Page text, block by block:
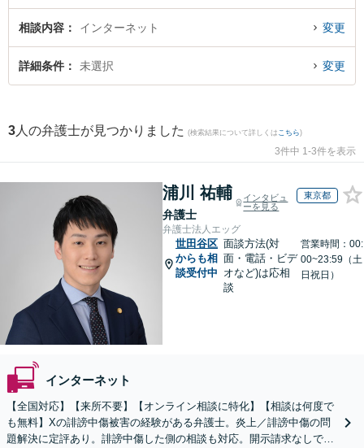
績豊富な近くの弁護士を検索したい』『初回相談無料でインターネットを法律
相談できる世田谷区内の弁護士に相談予約したい』などでお困りの相談者さん
におすすめです。
相談内容 インターネット 変更
詳細条件 未選択 変更
3 人の弁護士が見つかりました (検索結果について詳しくは こちら)
3件中 1-3件を表示
浦川 祐輔
弁護士
インタビュ
ーを見る
東京都
弁護士法人エッグ
世田谷区
からも相
談受付中
面談方法(対
面・電話・ビデ
オなど)は応相
談
営業時間：00:
00~23:59（土
日祝日）
インターネット
【全国対応】【来所不要】【オンライン相談に特化】【相談は何度で
も無料】Xの誹謗中傷被害の経験がある弁護士。炎上／誹謗中傷の問
題解決に定評あり。誹謗中傷した側の相談も対応。開示請求なしで本